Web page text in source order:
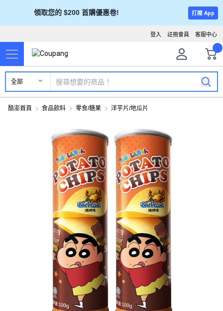
領取您的 $200 首購優惠卷! 打開 App
客服中心
註冊會員
登入
全部
酷澎首頁 食品飲料 零食/糖果 洋芋片/地瓜片